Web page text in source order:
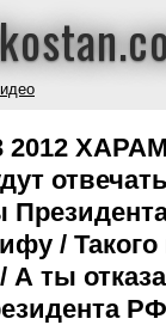
/ Такого
А ты